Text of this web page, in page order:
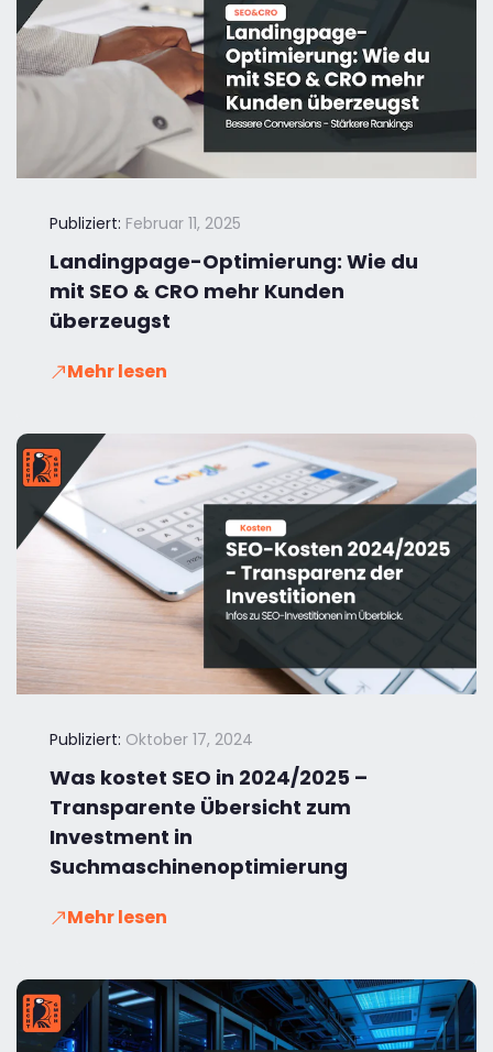
Publiziert: Februar 11, 2025
Landingpage-Optimierung: Wie du
mit SEO & CRO mehr Kunden
überzeugst
Mehr lesen
Publiziert: Oktober 17, 2024
Was kostet SEO in 2024/2025 –
Transparente Übersicht zum
Investment in
Suchmaschinenoptimierung
Mehr lesen